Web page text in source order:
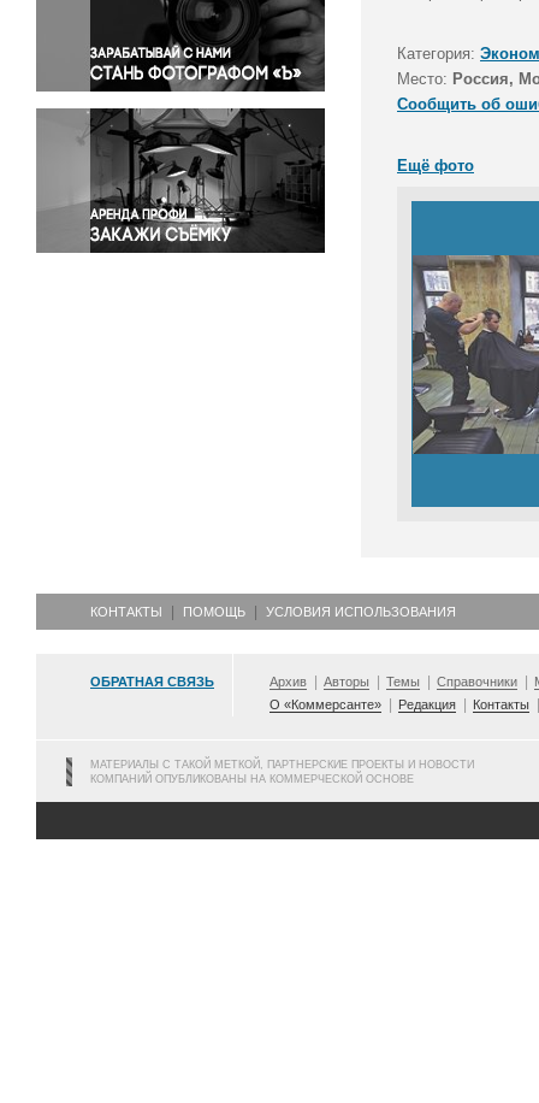
Правосудие
Происшествия и конфликты
Религия
Светская жизнь
Спорт
Экология
Экономика и бизнес
Категория:
Место: Россия,
Сообщить об
Ещё фото
КОНТАКТЫ ПОМОЩЬ УСЛОВИЯ ИСПОЛЬЗОВАНИЯ
ОБРАТНАЯ СВЯЗЬ Архив Авторы Темы Справочники
О «Коммерсанте»
Редакция Контакты
МАТЕРИАЛЫ С ТАКОЙ МЕТКОЙ, ПАРТНЕРСКИЕ ПРОЕКТЫ И НОВОСТИ
КОМПАНИЙ ОПУБЛИКОВАНЫ НА КОММЕРЧЕСКОЙ ОСНОВЕ